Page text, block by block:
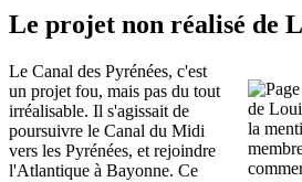
Le projet non réalisé de
Le Canal des Pyrénées, c'est
un projet fou, mais pas du tout
irréalisable. Il s'agissait de
poursuivre le Canal du Midi
vers les Pyrénées, et rejoindre
l'Atlantique à Bayonne. Ce